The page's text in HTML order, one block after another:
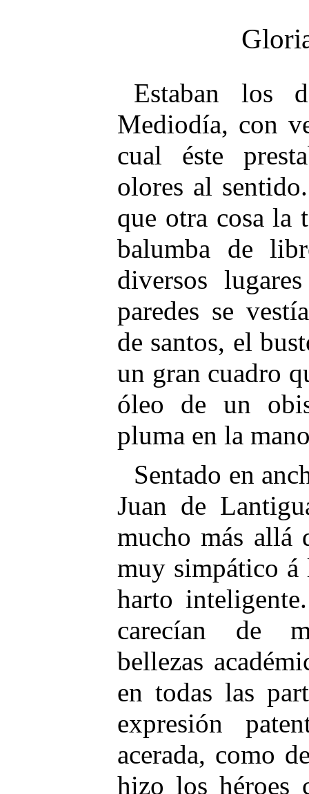
Estaban los
Mediodía, con
cual éste
olores al
que otra cosa la
balumba de
diversos
paredes se
de santos, el
un gran cuadro
óleo de un
pluma en la
Sentado en
Juan de
mucho más allá
muy simpático
harto
carecían de
bellezas
en todas las
expresión
acerada, como
hizo los héroes